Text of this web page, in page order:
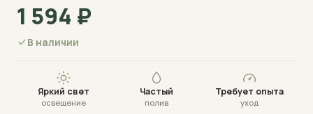
1 594 ₽
В наличии
Яркий свет
освещение
Частый
полив
Требует опыта
уход